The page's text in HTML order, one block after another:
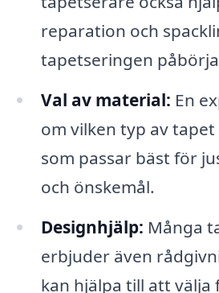
reparation och
tapetseringen
Val av material: En
om vilken typ av
som passar bäst för
och önskemål.
Designhjälp: Många
erbjuder även
kan hjälpa till att välja